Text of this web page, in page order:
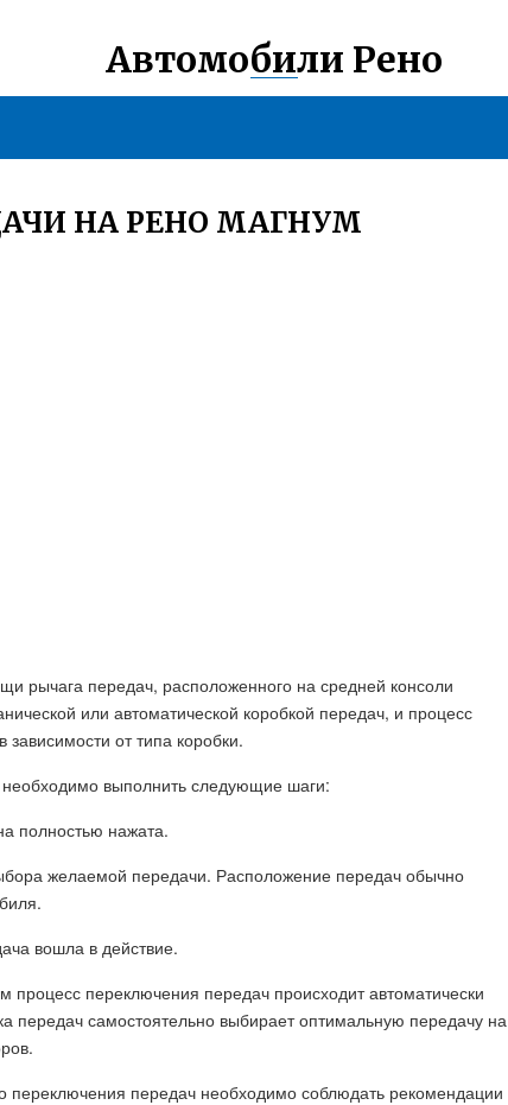
Автомобили Рено
НА РЕНО МАГНУМ
рычага передач, расположенного на средней консоли
или автоматической коробкой передач, и процесс
от типа коробки.
выполнить следующие шаги:
полностью нажата.
желаемой передачи. Расположение передач обычно
вошла в действие.
переключения передач происходит автоматически
передач самостоятельно выбирает оптимальную передачу на
переключения передач необходимо соблюдать рекомендации